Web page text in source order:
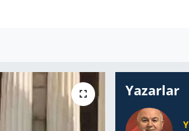
Yazarlar